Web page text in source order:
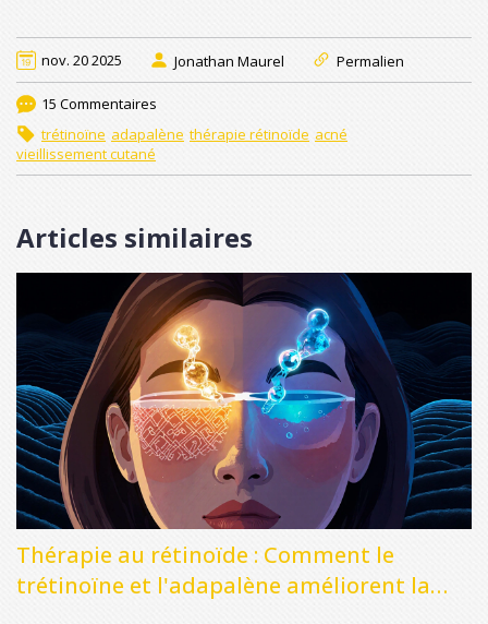
nov. 20 2025 Jonathan Maurel Permalien
15 Commentaires
trétinoïne adapalène thérapie rétinoïde acné
vieillissement cutané
Articles similaires
Thérapie au rétinoïde : Comment le
trétinoïne et l'adapalène améliorent la